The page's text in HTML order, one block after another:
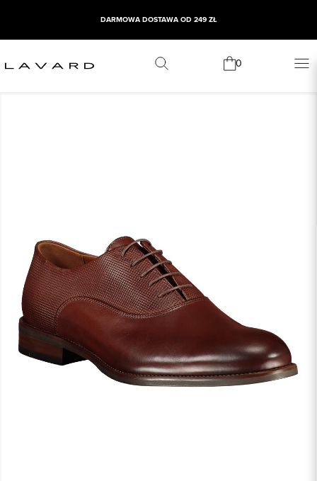
DARMOWA DOSTAWA OD 249 ZŁ
0